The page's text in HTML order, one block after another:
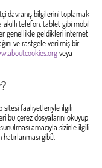
davranış bilgilerini toplamak
akıllı telefon, tablet gibi mobil
genellikle geldikleri internet
ve rastgele verilmiş bir
veya
sitesi faaliyetleriyle ilgili
bu çerez dosyalarını okuyup
amacıyla sizinle ilgili
hatırlanması gibi).